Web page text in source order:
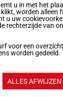
9
13
5
u in met het
worden
u uw
rechterzijde van
voor een
worden gedeeld.
ALLES AFWIJZEN